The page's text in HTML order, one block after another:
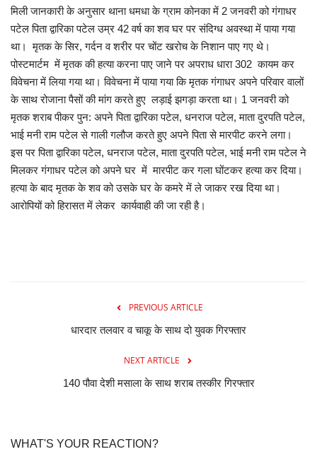
मनोरंजन
सेहत
धर्म
करियर
राशिफल
खेल
मिली जानकारी के अनुसार थाना धमधा के ग्राम कोनका में 2 जनवरी को गंगाधर
पटेल पिता द्वारिका पटेल उम्र 42 वर्ष का शव घर पर संदिग्ध अवस्था में पाया गया
था। मृतक के सिर, गर्दन व शरीर पर चोंट खरोच के निशान पाए गए थे।
पोस्टमार्टम में मृतक की हत्या करना पाए जाने पर अपराध धारा 302 कायम कर
विवेचना में लिया गया था। विवेचना में पाया गया कि मृतक गंगाधर अपने परिवार वालों
के साथ रोजाना पैसों की मांग करते हुए लड़ाई झगड़ा करता था। 1 जनवरी को
मृतक शराब पीकर पुन: अपने पिता द्वारिका पटेल, धनराज पटेल, माता दुरपति पटेल,
भाई मनी राम पटेल से गाली गलौज करते हुए अपने पिता से मारपीट करने लगा।
इस पर पिता द्वारिका पटेल, धनराज पटेल, माता दुरपति पटेल, भाई मनी राम पटेल ने
मिलकर गंगाधर पटेल को अपने घर में मारपीट कर गला घोंटकर हत्या कर दिया।
हत्या के बाद मृतक के शव को उसके घर के कमरे में ले जाकर रख दिया था।
आरोपियों को हिरासत में लेकर कार्यवाही की जा रही है।
PREVIOUS ARTICLE
धारदार तलवार व चाकू के साथ दो युवक गिरफ्तार
NEXT ARTICLE
140 पौवा देशी मसाला के साथ शराब तस्कीर गिरफ्तार
WHAT'S YOUR REACTION?